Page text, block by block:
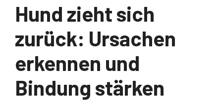
Hund zieht sich
zurück: Ursachen
erkennen und
Bindung stärken